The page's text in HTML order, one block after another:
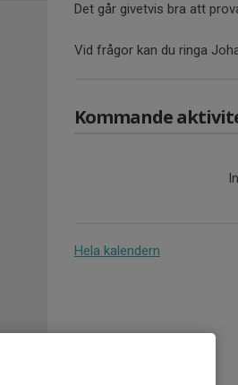
Det går givetvis bra att
Vid frågor kan du ringa
Kommande
Hela kalendern